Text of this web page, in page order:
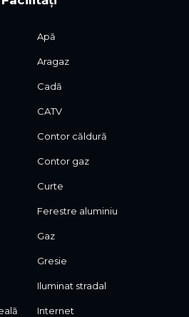
pereți
inteligent al luminilor,
video
imobilului
pentru cei care își doresc
integrată la cele mai
Apă
Aragaz
Cadă
CATV
Contor căldură
Contor gaz
Curte
Ferestre aluminiu
Gaz
Gresie
Iluminat stradal
Internet